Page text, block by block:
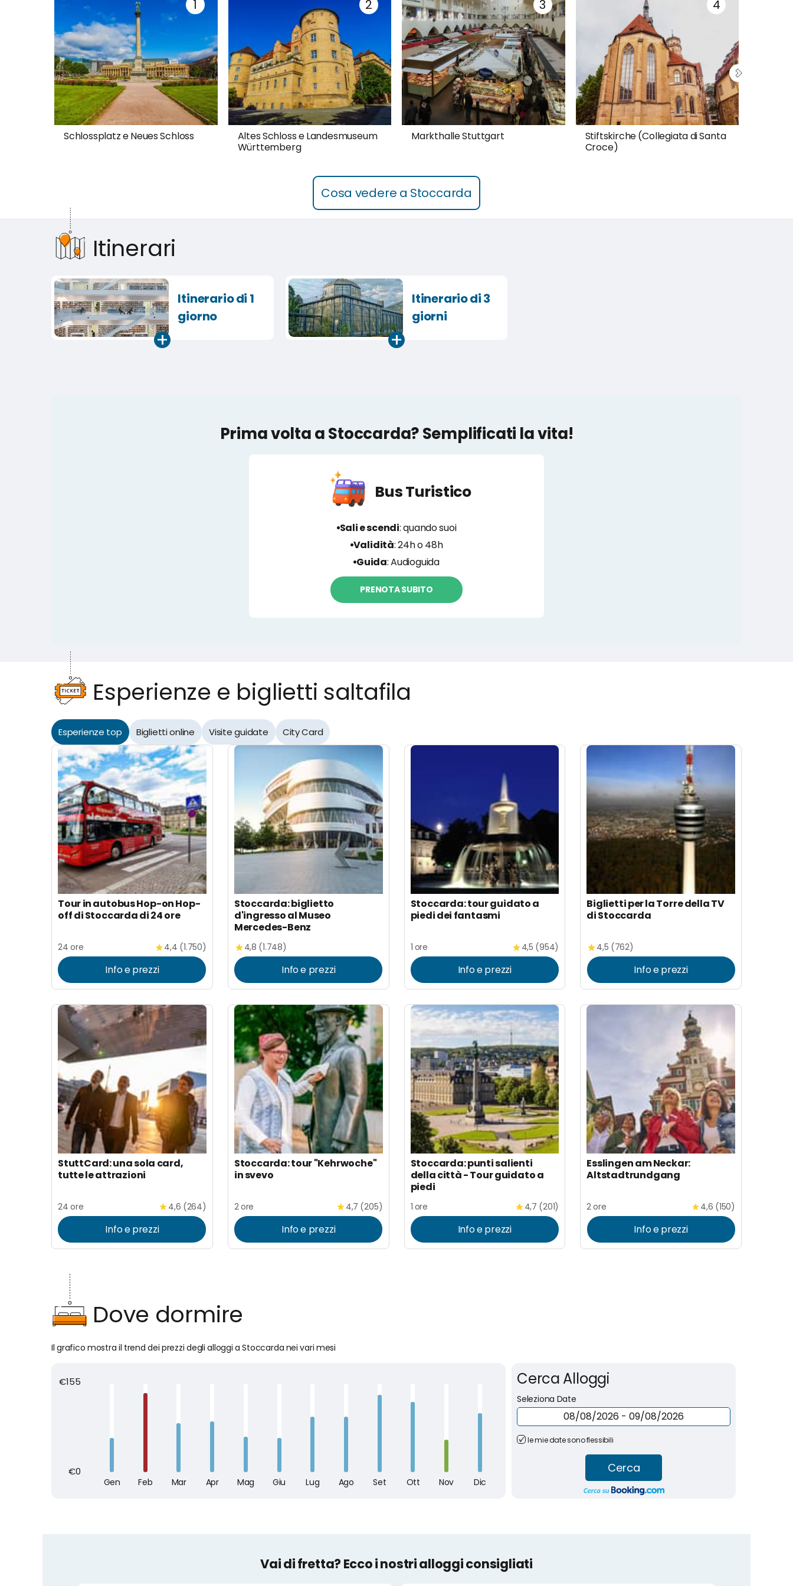
Schlossplatz e Neues Schloss
Altes Schloss e Landesmuseum
Württemberg
Markthalle Stuttgart
Stiftskirche (Collegiata di Santa
Croce)
Cosa vedere a Stoccarda
Itinerari
Itinerario di 1
giorno
+
Itinerario di 3
giorni
+
Prima volta a Stoccarda? Semplificati la vita!
Bus Turistico
Sali e scendi: quando suoi
Validità: 24h o 48h
Guida: Audioguida
PRENOTA SUBITO
Esperienze e biglietti saltafila
Esperienze top
Tour in autobus Hop-on Hop-
off di Stoccarda di 24 ore
24 ore 4,4 (1.750)
Info e prezzi
Stoccarda: biglietto
d'ingresso al Museo
Mercedes-Benz
4,8 (1.748)
Info e prezzi
Stoccarda: tour guidato a
piedi dei fantasmi
1 ore 4,5 (954)
Info e prezzi
Biglietti per la Torre della TV
di Stoccarda
4,5 (762)
Info e prezzi
StuttCard: una sola card,
tutte le attrazioni
24 ore 4,6 (264)
Info e prezzi
Stoccarda: tour "Kehrwoche"
in svevo
2 ore 4,7 (205)
Info e prezzi
Stoccarda: punti salienti
della città - Tour guidato a
piedi
1 ore 4,7 (201)
Info e prezzi
Esslingen am Neckar:
Altstadtrundgang
2 ore 4,6 (150)
Info e prezzi
Biglietti online Visite guidate City Card
Dove dormire
Il grafico mostra il trend dei prezzi degli alloggi a Stoccarda nei vari mesi
Cerca Alloggi
Seleziona Date
le mie date sono flessibili
Cerca
Vai di fretta? Ecco i nostri alloggi consigliati